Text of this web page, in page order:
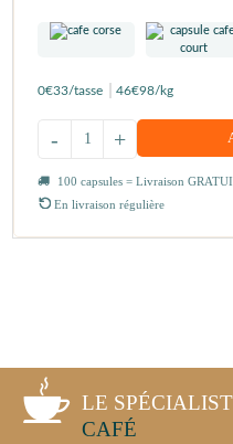
0€33/tasse 46€98/kg
+
-
100 capsules = Livraison
En livraison régulière
LE
CAFÉ